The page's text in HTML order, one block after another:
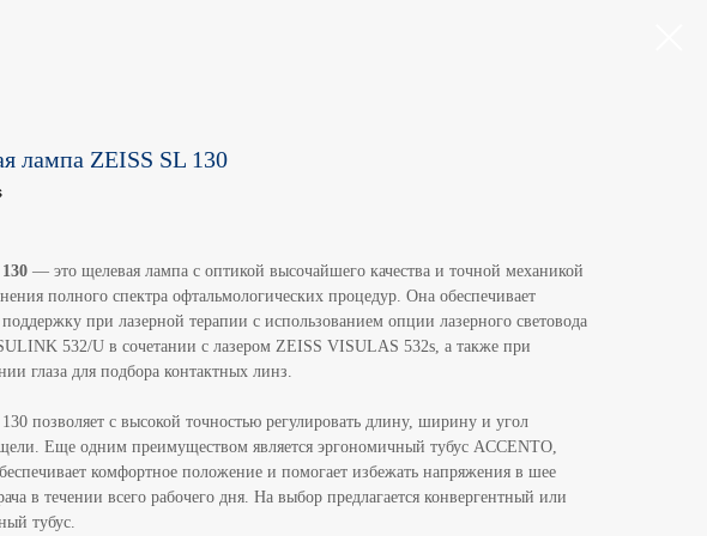
лампа ZEISS SL 130
— это щелевая лампа с оптикой высочайшего качества и точной механикой
полного спектра офтальмологических процедур. Она обеспечивает
при лазерной терапии с использованием опции лазерного световода
532/U в сочетании с лазером ZEISS VISULAS 532s, а также при
глаза для подбора контактных линз.
позволяет с высокой точностью регулировать длину, ширину и угол
Еще одним преимуществом является эргономичный тубус ACCENTO,
комфортное положение и помогает избежать напряжения в шее
в течении всего рабочего дня. На выбор предлагается конвергентный или
тубус.